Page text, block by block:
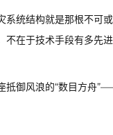
统结构就是那根不可
在于技术手段有多先
抵御风浪的“数目方舟